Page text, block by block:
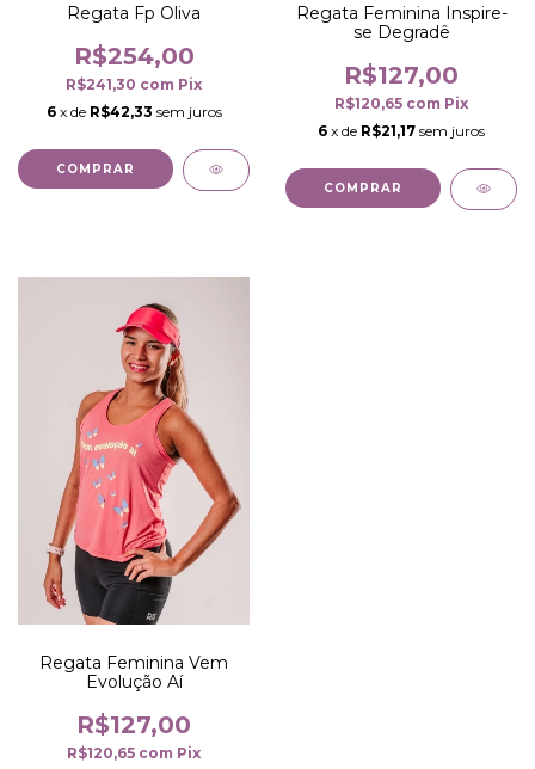
Regata Fp Oliva
R$254,00
R$241,30 com Pix
6 x de R$42,33 sem juros
COMPRAR
Regata Feminina Inspire-
se Degradê
R$127,00
R$120,65 com Pix
6 x de R$21,17 sem juros
COMPRAR
Regata Feminina Vem
Evolução Aí
R$127,00
R$120,65 com Pix